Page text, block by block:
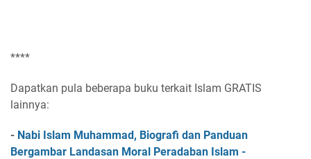
****
Dapatkan pula beberapa buku terkait Islam GRATIS
lainnya:
- Nabi Islam Muhammad, Biografi dan Panduan
Bergambar Landasan Moral Peradaban Islam -